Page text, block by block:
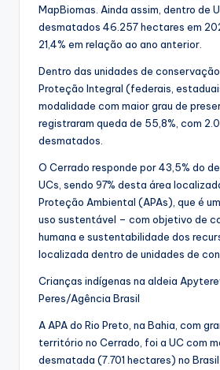
MapBiomas. Ainda assim, dentro de
desmatados 46.257 hectares em
21,4% em relação ao ano anterior.
Dentro das unidades de
Proteção Integral (federais,
modalidade com maior grau de
registraram queda de 55,8%, com
desmatados.
O Cerrado responde por 43,5% do
UCs, sendo 97% desta área
Proteção Ambiental (APAs), que é
uso sustentável – com objetivo de
humana e sustentabilidade dos
localizada dentro de unidades de
Crianças indígenas na aldeia
Peres/Agência Brasil
A APA do Rio Preto, na Bahia, com
território no Cerrado, foi a UC com
desmatada (7.701 hectares) no